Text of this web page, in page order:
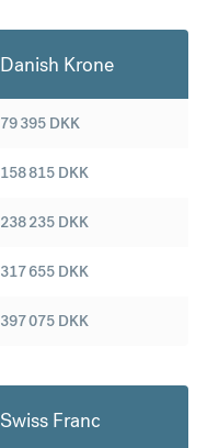
Danish Krone
79 395 DKK
158 815 DKK
238 235 DKK
317 655 DKK
397 075 DKK
Swiss Franc